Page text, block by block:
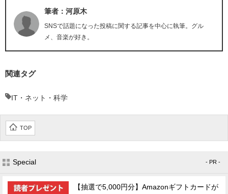
筆者：河原木
SNSで話題になった投稿に関する記事を中心に執筆。グル
メ、音楽が好き。
関連タグ
IT・ネット・科学
TOP
Special - PR -
【抽選で5,000円分】Amazonギフトカードが